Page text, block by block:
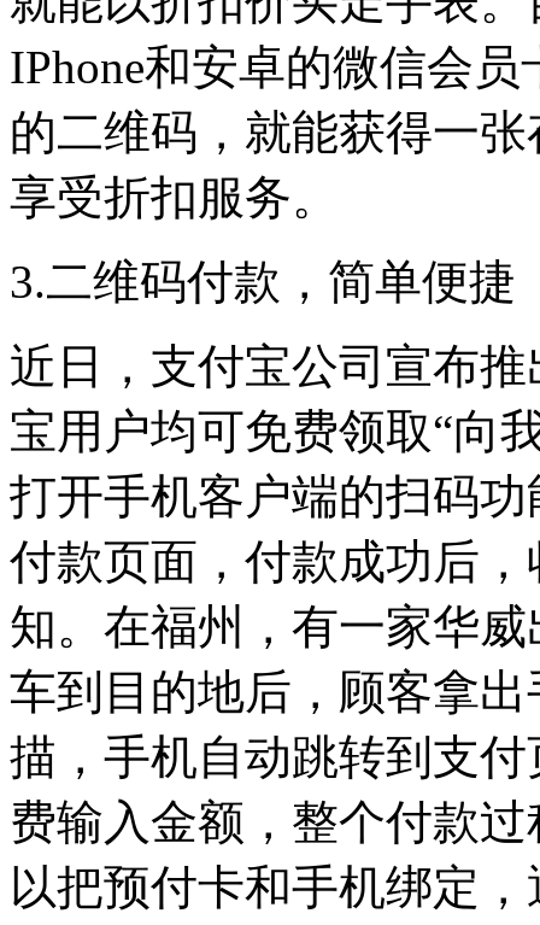
IPhone和安卓的微信会
的二维码，就能获得一
享受折扣服务。
3.二维码付款，简单便捷
近日，支付宝公司宣布
宝用户均可免费领取“向
打开手机客户端的扫码
付款页面，付款成功后
知。在福州，有一家华
车到目的地后，顾客拿
描，手机自动跳转到支
费输入金额，整个付款
以把预付卡和手机绑定